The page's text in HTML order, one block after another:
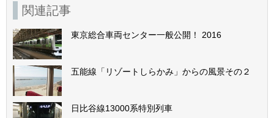
関連記事
東京総合車両センター一般公開！ 2016
五能線「リゾートしらかみ」からの風景その２
日比谷線13000系特別列車